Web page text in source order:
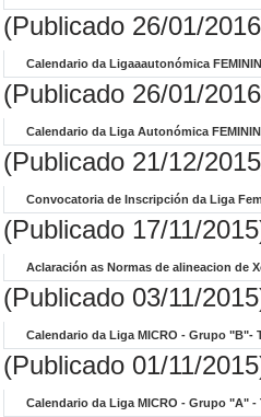
(Publicado 26/01/
Calendario da Ligaaautonómica
(Publicado 26/01/
Calendario da Liga Autonómica
(Publicado 21/12/
Convocatoria de Inscripción da Liga
(Publicado 17/11/
Aclaración as Normas de alineacion de
(Publicado 03/11/
Calendario da Liga MICRO - Grupo "B"-
(Publicado 01/11/
Calendario da Liga MICRO - Grupo "A" -